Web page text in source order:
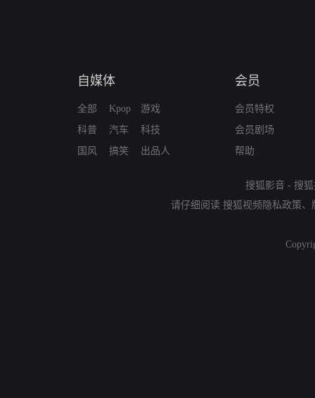
自媒体
全部
科普
国风
Kpop
汽车
搞笑
游戏
科技
出品人
会员
会员特权
会员剧场
帮助
搜狐影音 - 搜
请仔细阅读 搜狐视频隐私政策、